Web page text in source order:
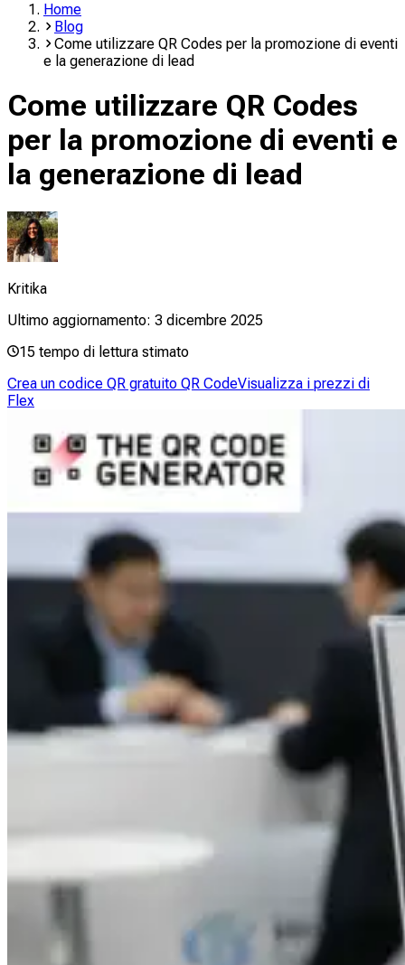
Home
Blog
Come utilizzare QR Codes per la promozione di eventi
e la generazione di lead
Come utilizzare QR Codes
per la promozione di eventi e
la generazione di lead
Kritika
Ultimo aggiornamento: 3 dicembre 2025
15 tempo di lettura stimato
Crea un codice QR gratuito QR CodeVisualizza i prezzi di
Flex